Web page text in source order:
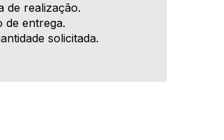
de realização.
entrega.
solicitada.